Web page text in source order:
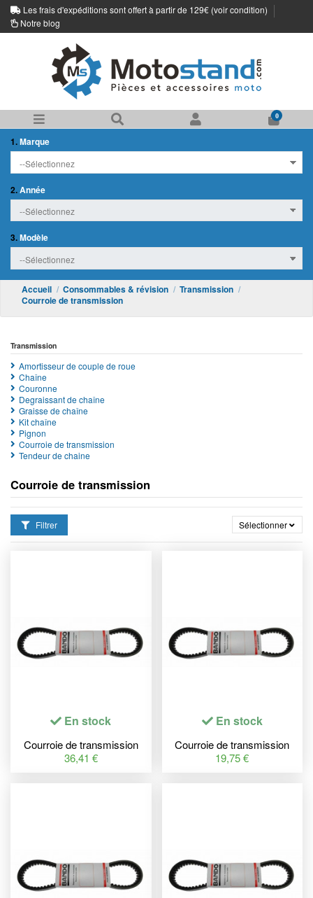
Les frais d'expéditions sont offert à partir de 129€ (voir condition)
Notre blog
0
1.Marque
2.Année
3.Modèle
Accueil Consommables & révision
Transmission
Courroie de transmission
Courroie de transmission
Filtrer Sélectionner
En stock
Courroie de transmission
BANDO Premium
36,41 €
En stock
Courroie de transmission
BANDO Premium
19,75 €
Transmission
Amortisseur de couple de roue
Chaîne
Couronne
Degraissant de chaîne
Graisse de chaîne
Kit chaîne
Pignon
Courroie de transmission
Tendeur de chaine